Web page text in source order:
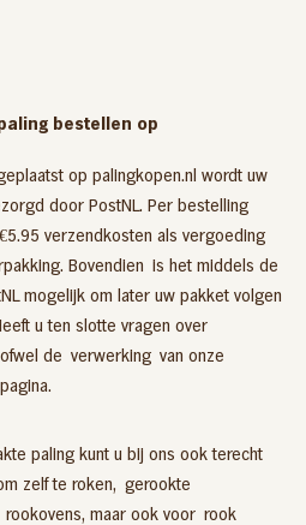
bestellen op
op palingkopen.nl wordt uw
door PostNL. Per bestelling
verzendkosten als vergoeding
Bovendien is het middels de
mogelijk om later uw pakket volgen
u ten slotte vragen over
de verwerking van onze
pagina.
paling kunt u bij ons ook terecht
zelf te roken, gerookte
rookovens, maar ook voor rook